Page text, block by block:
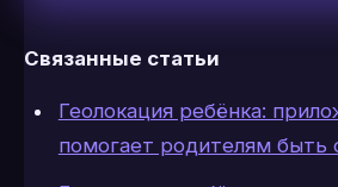
Связанные статьи
Геолокация ребёнка:
помогает родителям быть